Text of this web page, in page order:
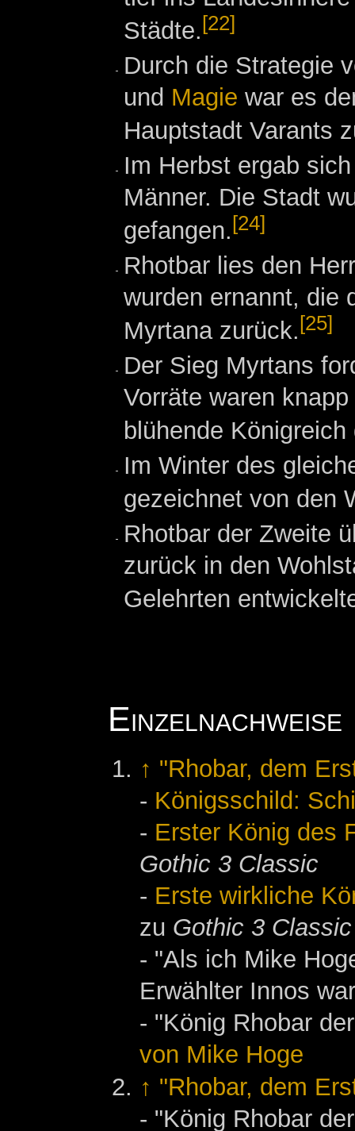
Städte.[22]
Durch die Strategie
und Magie war es
Hauptstadt Varants
Im Herbst ergab
Männer. Die Stadt
gefangen. [24]
Rhotbar lies den
wurden ernannt, die
Myrtana zurück. [25]
Der Sieg Myrtans
Vorräte waren
blühende
Im Winter des
gezeichnet von den
Rhotbar der Zweite
zurück in den
Gelehrten
Einzelnachweise
↑ "Rhobar, dem
- Königsschild:
- Erster König des
Gothic 3 Classic
- Erste wirkliche
zu Gothic 3 Classic
- "Als ich Mike
Erwählter Innos
- "König Rhobar
von Mike Hoge
↑ "Rhobar, dem
- "König Rhobar